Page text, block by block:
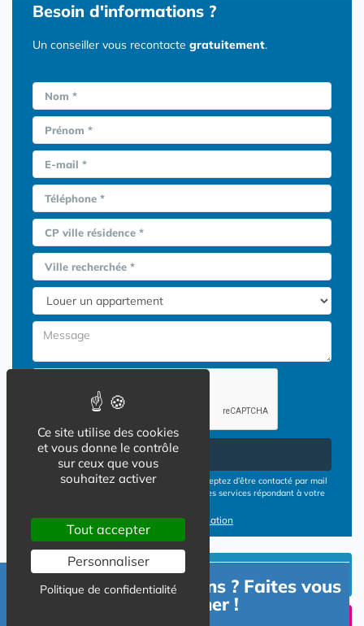
Besoin d'informations ?
Un conseiller vous recontacte gratuitement.
Nom *
Prénom *
E-mail *
Téléphone *
CP ville résidence *
Ville recherchée *
Envoyer
En cliquant sur le bouton ENVOYER vous acceptez d’être contacté par mail
ou téléphone par les opérateurs de résidences services répondant à votre
Conditions d'utilisation
INVESTIR EN RESIDENCE
SENIOR
Besoin d'informations ? Faites vous
accompagner !
Ce site utilise des cookies
et vous donne le contrôle
sur ceux que vous
souhaitez activer
Tout accepter
Personnaliser
Politique de confidentialité